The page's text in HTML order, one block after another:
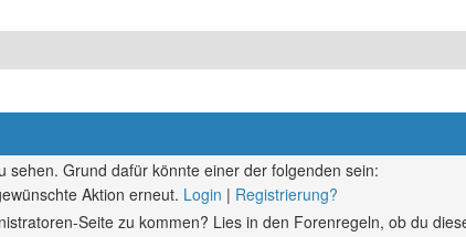
Grund dafür könnte einer der folgenden sein:
Aktion erneut. Login | Registrierung?
Seite zu kommen? Lies in den Forenregeln, ob du